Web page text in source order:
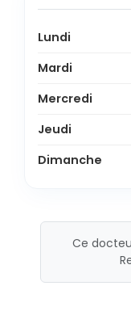
Lundi
Mardi
Mercredi
Jeudi
Dimanche
Ce